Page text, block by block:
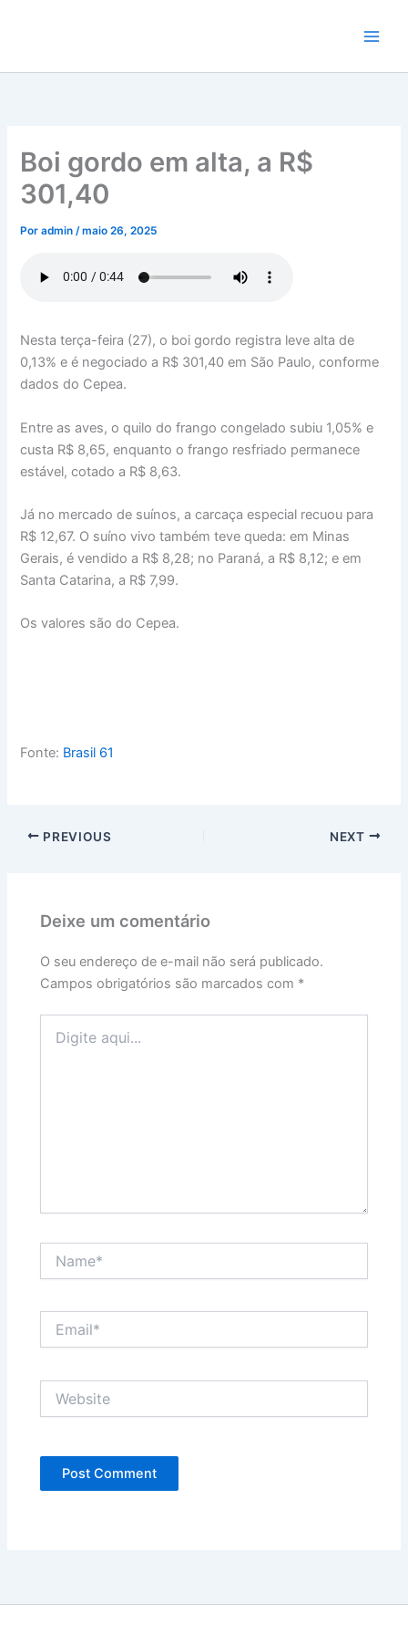
conteúdo
Boi gordo em alta, a R$
301,40
Poradmin/maio 26, 2025
Nesta terça-feira (27), o boi gordo registra leve alta de
0,13% e é negociado a R$ 301,40 em São Paulo, conforme
dados do Cepea.
Entre as aves, o quilo do frango congelado subiu 1,05% e
custa R$ 8,65, enquanto o frango resfriado permanece
estável, cotado a R$ 8,63.
Já no mercado de suínos, a carcaça especial recuou para
R$ 12,67. O suíno vivo também teve queda: em Minas
Gerais, é vendido a R$ 8,28; no Paraná, a R$ 8,12; e em
Santa Catarina, a R$ 7,99.
Os valores são do Cepea.
Fonte: Brasil 61
PREVIOUS NEXT
Deixe um comentário
O seu endereço de e-mail não será publicado.
Campos obrigatórios são marcados com *
aqui...